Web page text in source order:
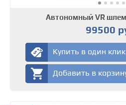
Автономный VR шлем
99500
Купить в один клик
Добавить в